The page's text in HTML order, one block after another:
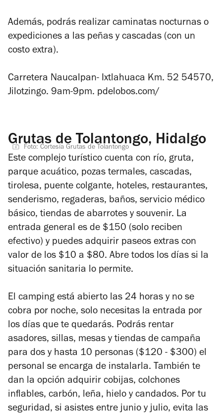
Además, podrás realizar caminatas nocturnas o
expediciones a las peñas y cascadas (con un
costo extra).
Carretera Naucalpan- Ixtlahuaca Km. 52 54570,
Jilotzingo. 9am-9pm. pdelobos.com/
Grutas de Tolantongo, Hidalgo
Foto: Cortesía Grutas de Tolantongo
Este complejo turístico cuenta con río, gruta,
parque acuático, pozas termales, cascadas,
tirolesa, puente colgante, hoteles, restaurantes,
senderismo, regaderas, baños, servicio médico
básico, tiendas de abarrotes y souvenir. La
entrada general es de $150 (solo reciben
efectivo) y puedes adquirir paseos extras con
valor de los $10 a $80. Abre todos los días si la
situación sanitaria lo permite.
El camping está abierto las 24 horas y no se
cobra por noche, solo necesitas la entrada por
los días que te quedarás. Podrás rentar
asadores, sillas, mesas y tiendas de campaña
para dos y hasta 10 personas ($120 - $300) el
personal se encarga de instalarla. También te
dan la opción adquirir cobijas, colchones
inflables, carbón, leña, hielo y candados. Por tu
seguridad, si asistes entre junio y julio, evita las